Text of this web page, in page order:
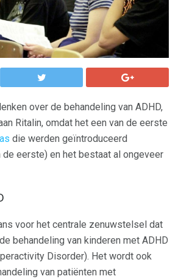
over de behandeling van ADHD,
Ritalin, omdat het een van de eerste
die werden geïntroduceerd
de eerste) en het bestaat al ongeveer
voor het centrale zenuwstelsel dat
behandeling van kinderen met ADHD
Disorder). Het wordt ook
van patiënten met